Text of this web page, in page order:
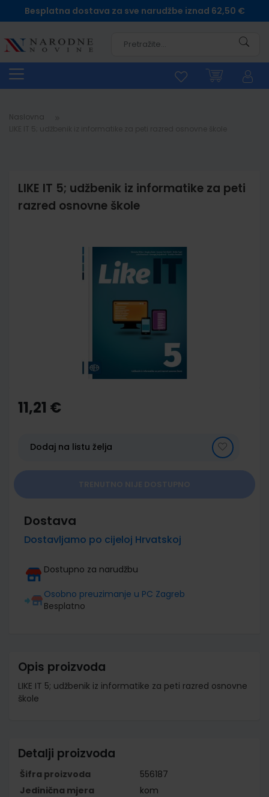
Besplatna dostava za sve narudžbe iznad 62,50 €
Naslovna
LIKE IT 5; udžbenik iz informatike za peti
razred osnovne škole
the
beginning
gallery
11,21 €
Dodaj na listu želja
Dostava
Dostavljamo po cijeloj Hrvatskoj
Dostupno za narudžbu
Osobno preuzimanje u PC Zagreb
Besplatno
Opis proizvoda
LIKE IT 5; udžbenik iz informatike za peti razred osnovne
škole
Detalji proizvoda
Šifra proizvoda
556187
Jedinična mjera
kom